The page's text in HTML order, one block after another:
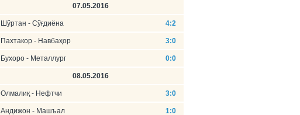
07.05.2016
Шўртан - Сўғдиёна 4:2
Пахтакор - Навбаҳор 3:0
Бухоро - Металлург 0:0
08.05.2016
Олмалиқ - Нефтчи 3:0
Андижон - Машъал 1:0